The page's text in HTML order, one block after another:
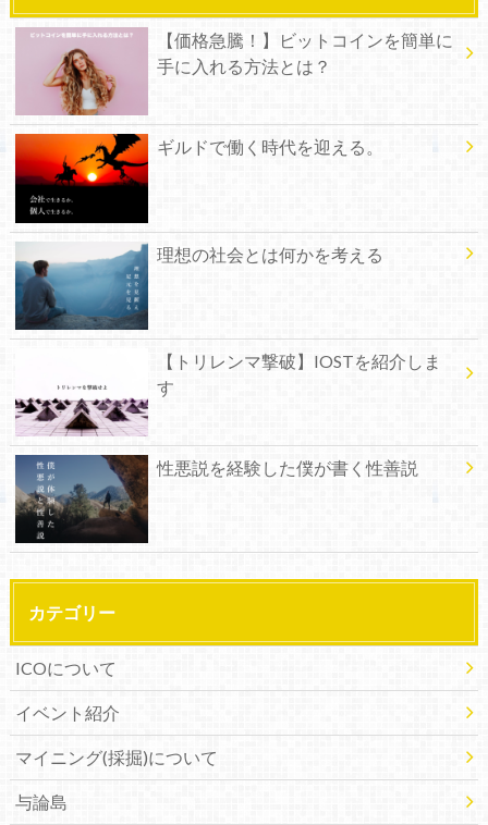
【価格急騰！】ビットコインを簡単に
手に入れる方法とは？
ギルドで働く時代を迎える。
理想の社会とは何かを考える
【トリレンマ撃破】IOSTを紹介しま
す
性悪説を経験した僕が書く性善説
カテゴリー
ICOについて
イベント紹介
マイニング(採掘)について
与論島